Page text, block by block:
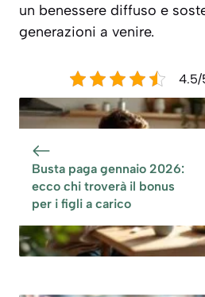
un benessere diffuso e
generazioni a venire.
4.5/
Busta paga gennaio 2026:
ecco chi troverà il bonus
per i figli a carico